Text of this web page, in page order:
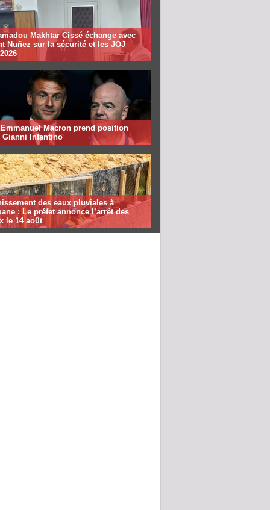
Makhtar Cissé échange avec
Nuñez sur la sécurité et les JOJ
Emmanuel Macron prend position
Gianni Infantino
des eaux pluviales à
: Le préfet annonce l’arrêt des
le 14 août